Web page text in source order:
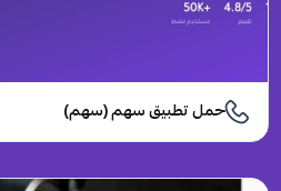
حمل تطبيق سهم (سهم)